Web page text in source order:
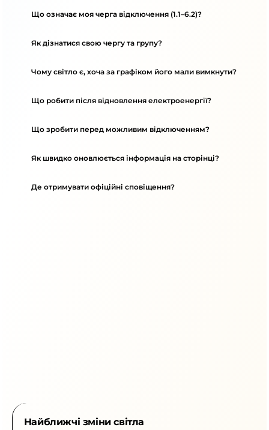
Що означає моя черга відключення (1.1–6.2)?
Як дізнатися свою чергу та групу?
Чому світло є, хоча за графіком його мали вимкнути?
Що робити після відновлення електроенергії?
Що зробити перед можливим відключенням?
Як швидко оновлюється інформація на сторінці?
Де отримувати офіційні сповіщення?
Найближчі зміни світла